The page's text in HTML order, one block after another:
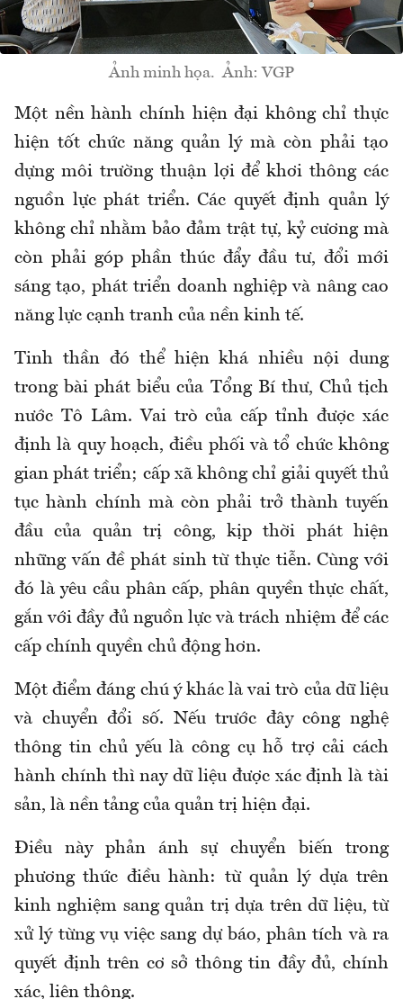
Ảnh minh họa. Ảnh: VGP
Một nền hành chính hiện đại không chỉ thực
hiện tốt chức năng quản lý mà còn phải tạo
dựng môi trường thuận lợi để khơi thông các
nguồn lực phát triển. Các quyết định quản lý
không chỉ nhằm bảo đảm trật tự, kỷ cương mà
còn phải góp phần thúc đẩy đầu tư, đổi mới
sáng tạo, phát triển doanh nghiệp và nâng cao
năng lực cạnh tranh của nền kinh tế.
Tinh thần đó thể hiện khá nhiều nội dung
trong bài phát biểu của Tổng Bí thư, Chủ tịch
nước Tô Lâm. Vai trò của cấp tỉnh được xác
định là quy hoạch, điều phối và tổ chức không
gian phát triển; cấp xã không chỉ giải quyết thủ
tục hành chính mà còn phải trở thành tuyến
đầu của quản trị công, kịp thời phát hiện
những vấn đề phát sinh từ thực tiễn. Cùng với
đó là yêu cầu phân cấp, phân quyền thực chất,
gắn với đầy đủ nguồn lực và trách nhiệm để các
cấp chính quyền chủ động hơn.
Một điểm đáng chú ý khác là vai trò của dữ liệu
và chuyển đổi số. Nếu trước đây công nghệ
thông tin chủ yếu là công cụ hỗ trợ cải cách
hành chính thì nay dữ liệu được xác định là tài
sản, là nền tảng của quản trị hiện đại.
Điều này phản ánh sự chuyển biến trong
phương thức điều hành: từ quản lý dựa trên
kinh nghiệm sang quản trị dựa trên dữ liệu, từ
xử lý từng vụ việc sang dự báo, phân tích và ra
quyết định trên cơ sở thông tin đầy đủ, chính
xác, liên thông.